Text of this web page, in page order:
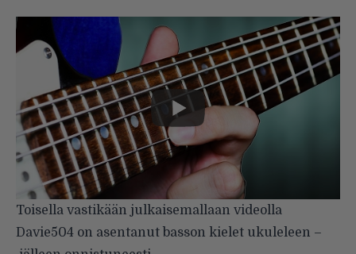
Toisella vastikään julkaisemallaan videolla
Davie504 on asentanut basson kielet ukuleleen –